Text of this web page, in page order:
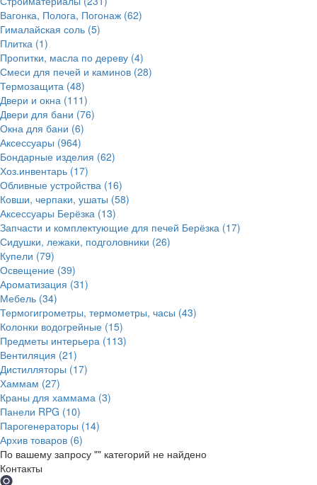
Вагонка, Полога, Погонаж (62)
Гималайская соль (5)
Плитка (1)
Пропитки, масла по дереву (4)
Смеси для печей и каминов (28)
Термозащита (48)
Двери и окна (111)
Двери для бани (76)
Окна для бани (6)
Аксессуары (964)
Бондарные изделия (62)
Хоз.инвентарь (17)
Обливные устройства (16)
Ковши, черпаки, ушаты (58)
Аксессуары Берёзка (13)
Запчасти и комплектующие для печей Берёзка (17)
Сидушки, лежаки, подголовники (26)
Купели (79)
Освещение (39)
Ароматизация (31)
Мебель (34)
Термогигрометры, термометры, часы (43)
Колонки водогрейные (15)
Предметы интерьера (113)
Вентиляция (21)
Дистилляторы (17)
Хаммам (27)
Краны для хаммама (3)
Панели RPG (10)
Парогенераторы (14)
Архив товаров (6)
По вашему запросу "" категорий не найдено
Контакты